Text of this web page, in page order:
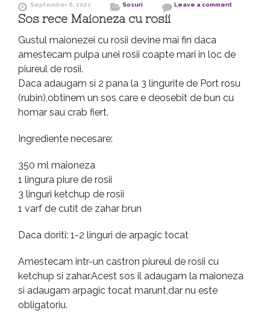
September 6, 2021 Sosuri Leave a comment
Sos rece Maioneza cu rosii
Gustul maionezei cu rosii devine mai fin daca
amestecam pulpa unei rosii coapte mari in loc de
piureul de rosii.
Daca adaugam si 2 pana la 3 lingurite de Port rosu
(rubin),obtinem un sos care e deosebit de bun cu
homar sau crab fiert.
Ingrediente necesare:
350 ml maioneza
1 lingura piure de rosii
3 linguri ketchup de rosii
1 varf de cutit de zahar brun
Daca doriti: 1-2 linguri de arpagic tocat
Amestecam intr-un castron piureul de rosii cu
ketchup si zahar.Acest sos il adaugam la maioneza
si adaugam arpagic tocat marunt,dar nu este
obligatoriu.